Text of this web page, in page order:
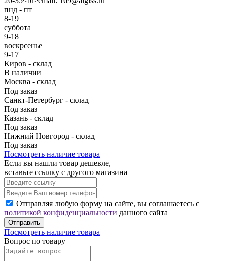
пнд - пт
8-19
суббота
9-18
воскрсенье
9-17
Киров - склад
В наличии
Москва - склад
Под заказ
Санкт-Петербург - склад
Под заказ
Казань - склад
Под заказ
Нижний Новгород - склад
Под заказ
Посмотреть наличие товара
Если вы нашли товар дешевле,
вставьте ссылку с другого магазина
Отправляя любую форму на сайте, вы соглашаетесь с
политикой конфиденциальности данного сайта
Отправить
Посмотреть наличие товара
Вопрос по товару